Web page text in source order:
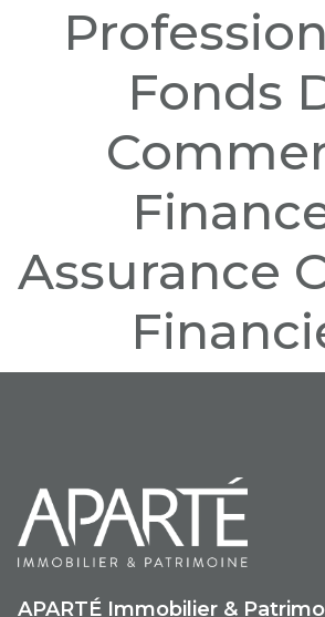
Fonds
Assurance
APARTÉ Immobilier &